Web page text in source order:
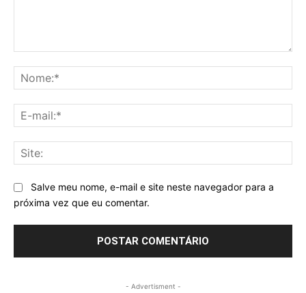
Salve meu nome, e-mail e site neste navegador para a
próxima vez que eu comentar.
- Advertisment -